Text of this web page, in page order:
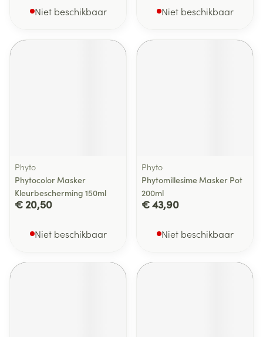
Niet beschikbaar Niet beschikbaar
Phyto
Phytocolor Masker
Kleurbescherming 150ml
€ 20,50
Niet beschikbaar
Phyto
Phytomillesime Masker Pot
200ml
€ 43,90
Niet beschikbaar